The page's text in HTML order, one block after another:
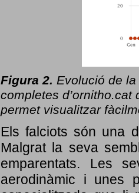
Figura 2. Evolució de la
completes d’ornitho.cat
permet visualitzar
Els falciots són una
Malgrat la seva
emparentats. Les
aerodinàmic i unes